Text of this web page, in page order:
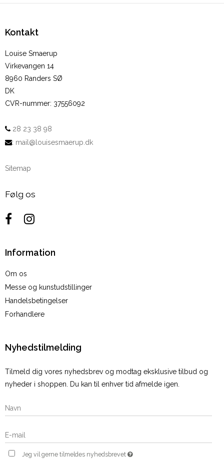
Kontakt
Louise Smaerup
Virkevangen 14
8960 Randers SØ
DK
CVR-nummer: 37556092
28 23 38 98
: mail@louisesmaerup.dk
Sitemap
Følg os
Information
Om os
Messe og kunstudstillinger
Handelsbetingelser
Forhandlere
Nyhedstilmelding
Tilmeld dig vores nyhedsbrev og modtag eksklusive tilbud og
nyheder i shoppen. Du kan til enhver tid afmelde igen.
Jeg vil gerne tilmeldes nyhedsbrevet